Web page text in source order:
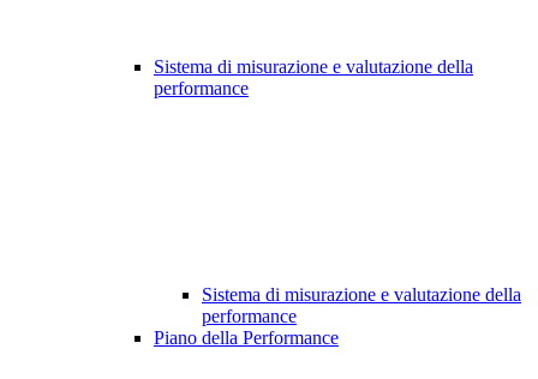
Sistema di misurazione e valutazione della
performance
Sistema di misurazione e valutazione della
performance
Piano della Performance